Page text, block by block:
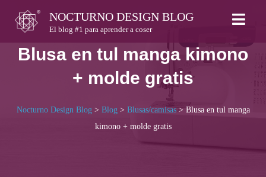
content
NOCTURNO DESIGN BLOG
El blog #1 para aprender a coser
Blusa en tul manga kimono
+ molde gratis
Nocturno Design Blog> Blog> Blusas/camisas> Blusa en tul manga
kimono + molde gratis